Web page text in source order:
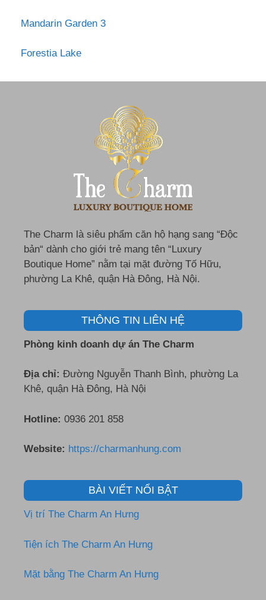
Mandarin Garden 3
Forestia Lake
The Charm là siêu phẩm căn hộ hạng sang “Độc
bản“ dành cho giới trẻ mang tên “Luxury
Boutique Home” nằm tại mặt đường Tố Hữu,
phường La Khê, quận Hà Đông, Hà Nội.
THÔNG TIN LIÊN HỆ
Phòng kinh doanh dự án The Charm
Địa chỉ: Đường Nguyễn Thanh Bình, phường La
Khê, quận Hà Đông, Hà Nội
Hotline: 0936 201 858
Website: https://charmanhung.com
BÀI VIẾT NỔI BẬT
Vị trí The Charm An Hưng
Tiện ích The Charm An Hưng
Mặt bằng The Charm An Hưng